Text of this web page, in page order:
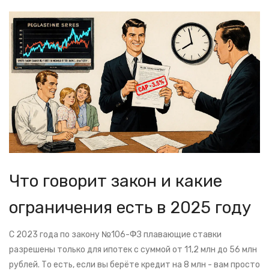
Что говорит закон и какие
ограничения есть в 2025 году
С 2023 года по закону №106-ФЗ плавающие ставки
разрешены только для ипотек с суммой от 11,2 млн до 56 млн
рублей. То есть, если вы берёте кредит на 8 млн - вам просто